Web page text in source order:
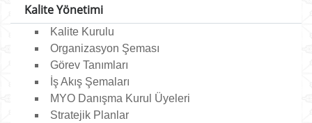
Kalite Yönetimi
Kalite Kurulu
Organizasyon Şeması
Görev Tanımları
İş Akış Şemaları
MYO Danışma Kurul Üyeleri
Stratejik Planlar